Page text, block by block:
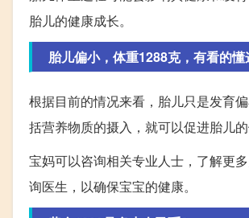
胎儿的健康成长。
胎儿偏小，体重1288克，有看的
根据目前的情况来看，胎儿只是发育
括营养物质的摄入，就可以促进胎儿的
宝妈可以咨询相关专业人士，了解更
询医生，以确保宝宝的健康。